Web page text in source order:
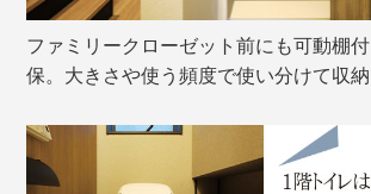
ファミリークローゼット前にも可動棚
保。大きさや使う頻度で使い分けて収納